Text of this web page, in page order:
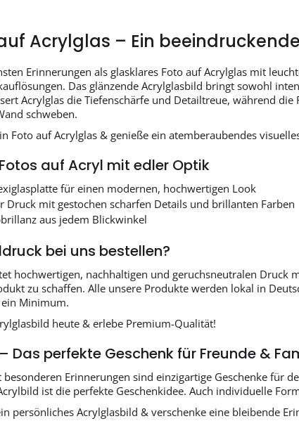
Acrylglas – Ein
Erinnerungen als glasklares Foto auf Acrylglas mit
Das glänzende Acrylglasbild bringt sowohl
Acrylglas die Tiefenschärfe und Detailtreue, während
schweben.
Foto auf Acrylglas & genieße ein atemberaubendes
auf Acryl mit edler Optik
für einen modernen, hochwertigen Look
Druck mit gestochen scharfen Details und brillanten Farben
aus jedem Blickwinkel
bei uns bestellen?
hochwertigen, nachhaltigen und geruchsneutralen Druck
zu schaffen. Alle unsere Produkte werden lokal in
Minimum.
heute & erlebe Premium-Qualität!
Das perfekte Geschenk für Freunde &
Erinnerungen sind einzigartige Geschenke für
ist die perfekte Geschenkidee. Auch individuelle
persönliches Acrylglasbild & verschenke eine bleibende